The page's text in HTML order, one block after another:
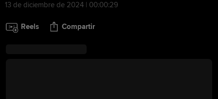
13 de diciembre de 2024 | 00:00:29
Reels Compartir